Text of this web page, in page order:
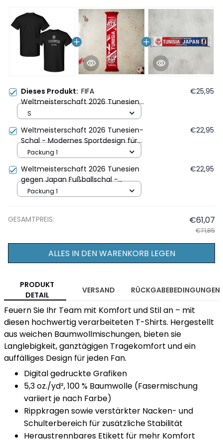
Dieses Produkt: FIFA
Weltmeisterschaft 2026 Tunesien
Gründungsjahr Grafik Unisex T-Shirt -
€25,95
S
Weltmeisterschaft 2026 Tunesien-
Schal - Modernes Sportdesign für
FIFA-Fans
€22,95
Packung 1
Weltmeisterschaft 2026 Tunesien
gegen Japan Fußballschal -
Nationalwappen
€22,95
Packung 1
GESAMTPREIS: €61,07
€71,85
ALLES IN DEN WARENKORB LEGEN
PRODUKT
DETAIL
VERSAND RÜCKGABEBEDINGUNGEN
Feuern Sie Ihr Team mit Komfort und Stil an – mit
diesen hochwertig verarbeiteten T-Shirts. Hergestellt
aus weichen Baumwollmischungen, bieten sie
Langlebigkeit, ganztägigen Tragekomfort und ein
auffälliges Design für jeden Fan.
Digital gedruckte Grafiken
5,3 oz./yd², 100 % Baumwolle (Fasermischung
variiert je nach Farbe)
Rippkragen sowie verstärkter Nacken- und
Schulterbereich für zusätzliche Stabilität
Heraustrennbares Etikett für mehr Komfort